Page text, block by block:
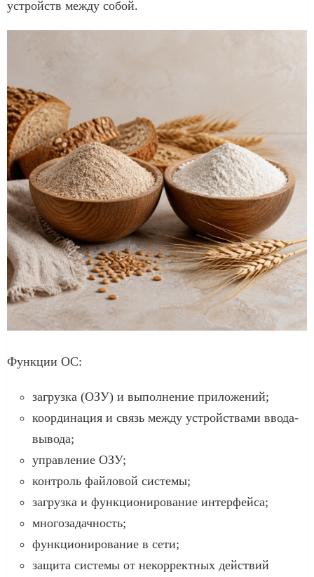
устройств между собой.
Функции ОС:
загрузка (ОЗУ) и выполнение приложений;
координация и связь между устройствами ввода-
вывода;
управление ОЗУ;
контроль файловой системы;
загрузка и функционирование интерфейса;
многозадачность;
функционирование в сети;
защита системы от некорректных действий